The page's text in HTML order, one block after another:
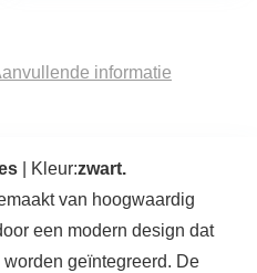
informatie
| Kleur:zwart.
van hoogwaardig
een modern design dat
geïntegreerd. De